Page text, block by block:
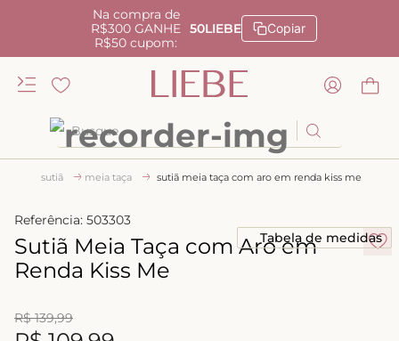
Na compra de
R$300 GANHE
R$50 cupom:
50LIEBE Copiar
Busque
sutiã meia taça sutiã meia taça com aro em renda kiss me
Referência: 503303
Sutiã Meia Taça com Aro em
Renda Kiss Me
R$ 139,99
Tabela de medidas
TERMOS MAIS BUSCADOS
sutiã
calcinha alta